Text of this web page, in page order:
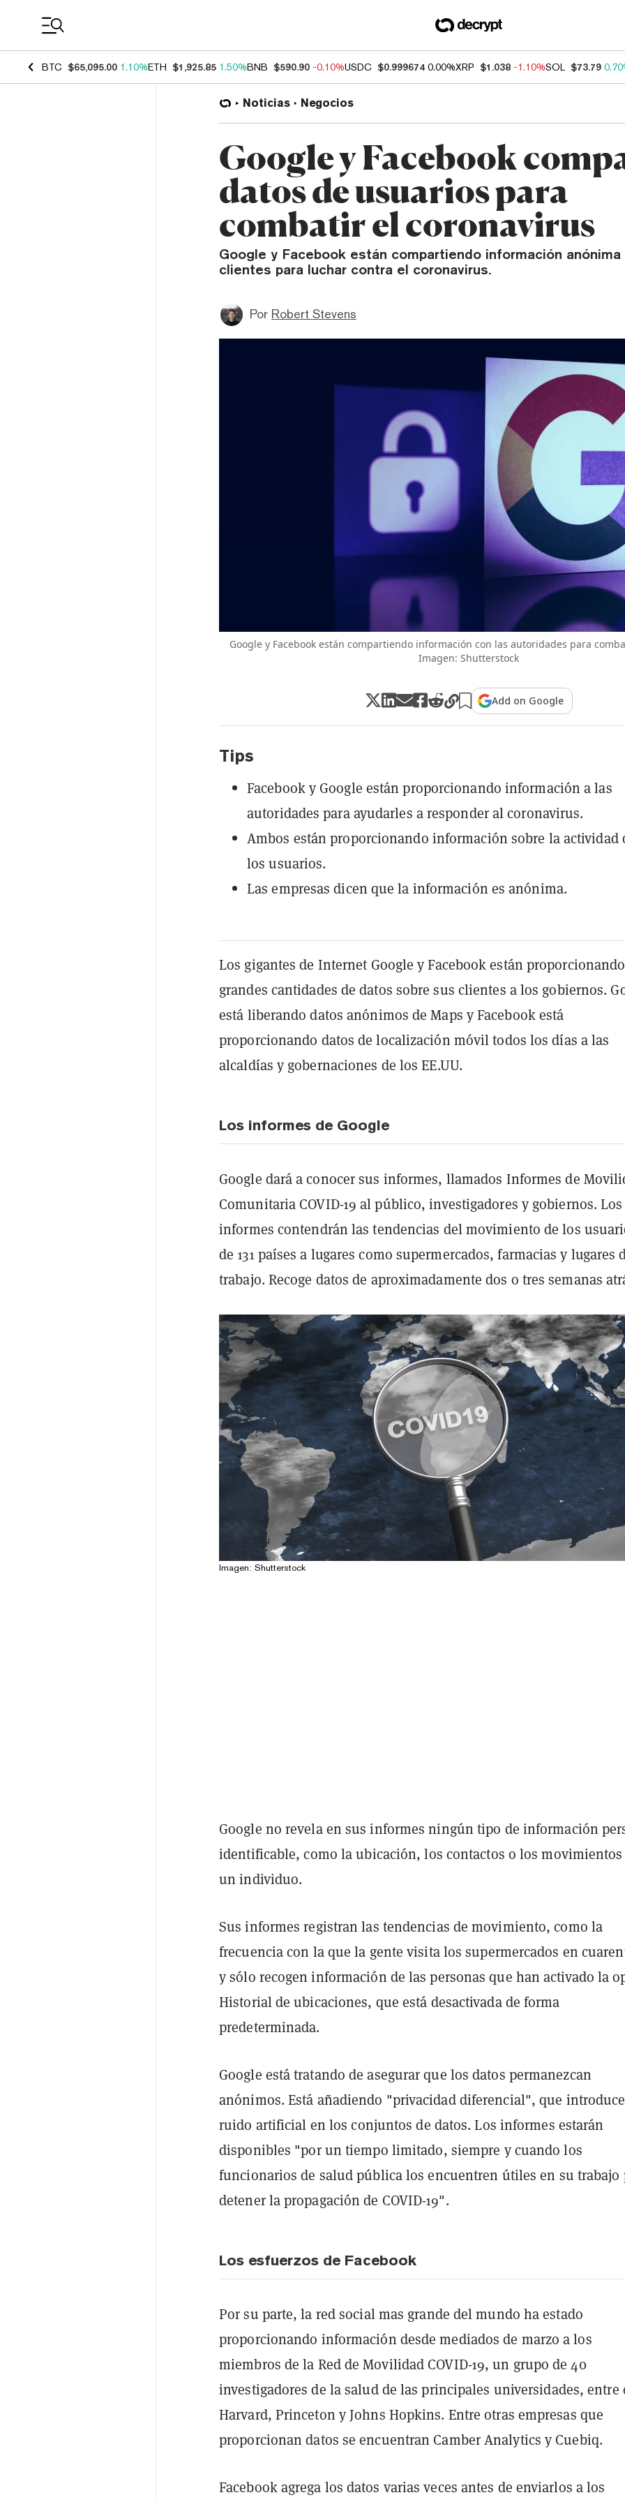
BTC $65,095.00 1.10%ETH $1,925.85 1.50%BNB $590.90 -0.10%USDC $0.999674 0.00%XRP $1.038 -1.10%SOL $73.79
Noticias Negocios
Google y Facebook
datos de usuarios para
combatir el coronavirus
Google y Facebook están compartiendo información anónima
clientes para luchar contra el coronavirus.
Por Robert Stevens
Google y Facebook están compartiendo información con las autoridades para
Imagen: Shutterstock
Add on Google
Tips
Facebook y Google están proporcionando información a las
autoridades para ayudarles a responder al coronavirus.
Ambos están proporcionando información sobre la actividad
los usuarios.
Las empresas dicen que la información es anónima.
Los gigantes de Internet Google y Facebook están proporcionando
grandes cantidades de datos sobre sus clientes a los gobiernos.
está liberando datos anónimos de Maps y Facebook está
proporcionando datos de localización móvil todos los días a las
alcaldías y gobernaciones de los EE.UU.
Los informes de Google
Google dará a conocer sus informes, llamados Informes de
Comunitaria COVID-19 al público, investigadores y gobiernos. Los
informes contendrán las tendencias del movimiento de los
de 131 países a lugares como supermercados, farmacias y lugares
trabajo. Recoge datos de aproximadamente dos o tres semanas
Imagen: Shutterstock
Google no revela en sus informes ningún tipo de información
identificable, como la ubicación, los contactos o los movimientos
un individuo.
Sus informes registran las tendencias de movimiento, como la
frecuencia con la que la gente visita los supermercados en
y sólo recogen información de las personas que han activado la
Historial de ubicaciones, que está desactivada de forma
predeterminada.
Google está tratando de asegurar que los datos permanezcan
anónimos. Está añadiendo "privacidad diferencial", que introduce
ruido artificial en los conjuntos de datos. Los informes estarán
disponibles "por un tiempo limitado, siempre y cuando los
funcionarios de salud pública los encuentren útiles en su trabajo
detener la propagación de COVID-19".
Los esfuerzos de Facebook
Por su parte, la red social mas grande del mundo ha estado
proporcionando información desde mediados de marzo a los
miembros de la Red de Movilidad COVID-19, un grupo de 40
investigadores de la salud de las principales universidades, entre
Harvard, Princeton y Johns Hopkins. Entre otras empresas que
proporcionan datos se encuentran Camber Analytics y Cuebiq.
Facebook agrega los datos varias veces antes de enviarlos a los